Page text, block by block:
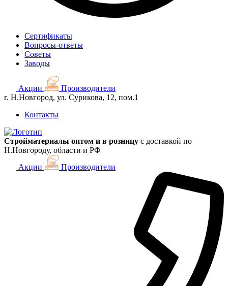
Сертификаты
Вопросы-ответы
Советы
Заводы
Акции
Производители
г. Н.Новгород, ул. Сурикова, 12, пом.1
Контакты
Стройматериалы оптом и в розницу с доставкой по
Н.Новгороду, области и РФ
Акции
Производители